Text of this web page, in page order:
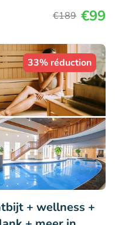
€189 €99
33% réduction
+ wellness +